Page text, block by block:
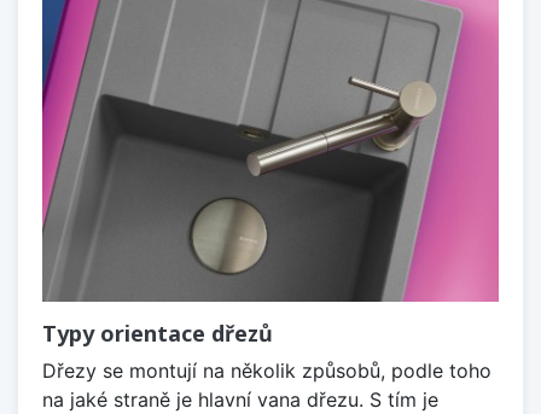
Typy orientace dřezů
Dřezy se montují na několik způsobů, podle toho
na jaké straně je hlavní vana dřezu. S tím je